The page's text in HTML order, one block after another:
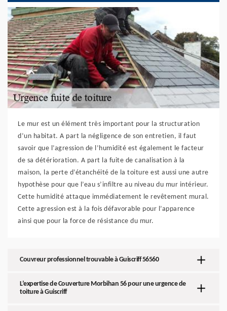
Le mur est un élément très important pour la structuration
d’un habitat. A part la négligence de son entretien, il faut
savoir que l’agression de l’humidité est également le facteur
de sa détérioration. A part la fuite de canalisation à la
maison, la perte d’étanchéité de la toiture est aussi une autre
hypothèse pour que l’eau s’infiltre au niveau du mur intérieur.
Cette humidité attaque immédiatement le revêtement mural.
Cette agression est à la fois défavorable pour l’apparence
ainsi que pour la force de résistance du mur.
Couvreur professionnel trouvable à Guiscriff 56560
L’expertise de Couverture Morbihan 56 pour une urgence de
toiture à Guiscriff